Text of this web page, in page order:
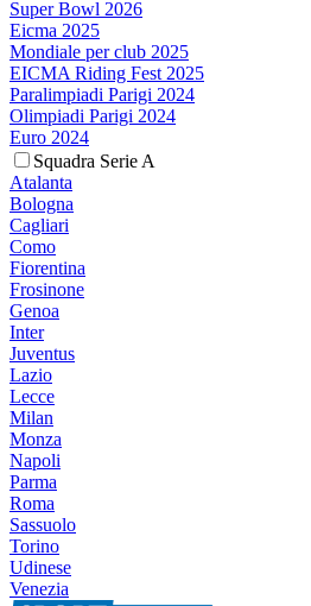
Super Bowl 2026
Eicma 2025
Mondiale per club 2025
EICMA Riding Fest 2025
Paralimpiadi Parigi 2024
Olimpiadi Parigi 2024
Euro 2024
Squadra Serie A
Atalanta
Bologna
Cagliari
Como
Fiorentina
Frosinone
Genoa
Inter
Juventus
Lazio
Lecce
Milan
Monza
Napoli
Parma
Roma
Sassuolo
Torino
Udinese
Venezia